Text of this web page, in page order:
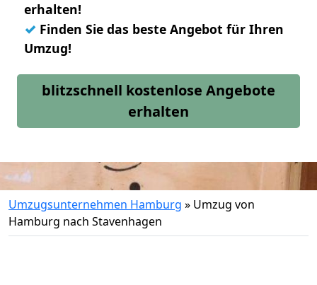
erhalten!
✓ Finden Sie das beste Angebot für Ihren
Umzug!
blitzschnell kostenlose Angebote
erhalten
Umzugsunternehmen Hamburg » Umzug von
Hamburg nach Stavenhagen